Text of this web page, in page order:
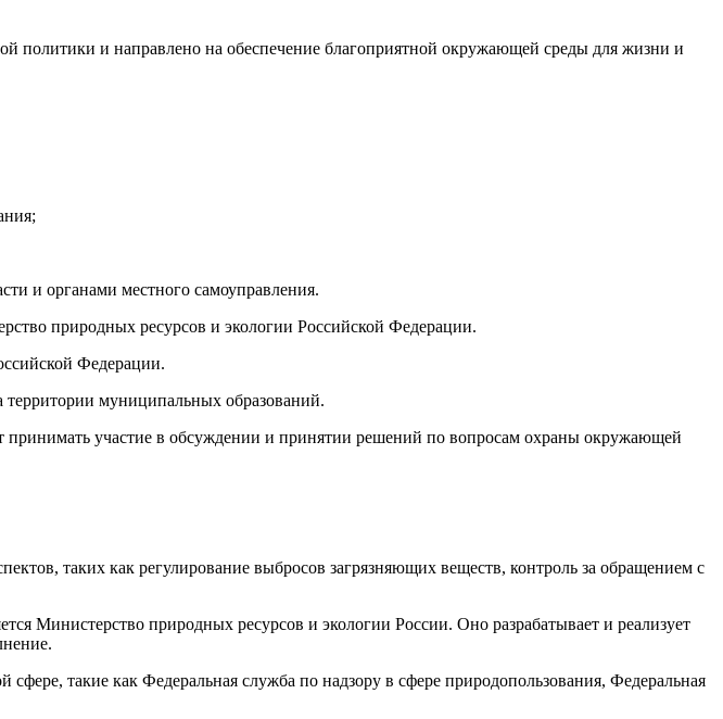
политики и направлено на обеспечение благоприятной окружающей среды для жизни и
и органами местного самоуправления.
природных ресурсов и экологии Российской Федерации.
Федерации.
муниципальных образований.
участие в обсуждении и принятии решений по вопросам охраны окружающей
таких как регулирование выбросов загрязняющих веществ, контроль за обращением с
Министерство природных ресурсов и экологии России. Оно разрабатывает и реализует
такие как Федеральная служба по надзору в сфере природопользования, Федеральная